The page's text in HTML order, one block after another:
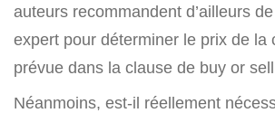
auteurs recommandent d’ailleurs
expert pour déterminer le prix de la
prévue dans la clause de buy or
Néanmoins, est-il réellement